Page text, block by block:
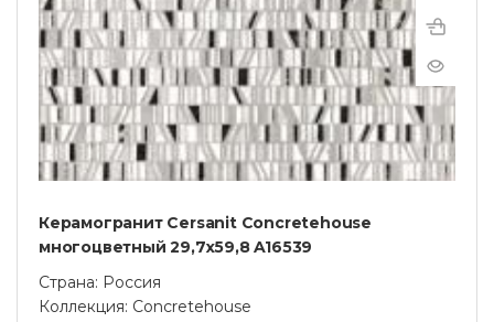
Керамогранит Cersanit Concretehouse
многоцветный 29,7x59,8 A16539
Страна: Россия
Коллекция: Concretehouse